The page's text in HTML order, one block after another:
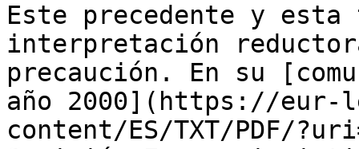
Este precedente y
interpretación
precaución. En su
año 2000](https://eur-
content/ES/TXT/PDF/